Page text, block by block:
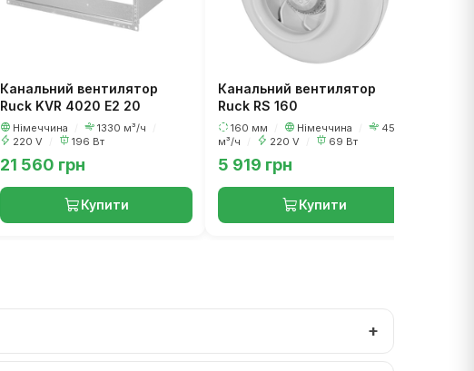
Канальний вентилятор
Ruck KVR 4020 E2 20
Німеччина 1330 м³/ч
220 V
196 Вт
21 560 грн
Купити
Канальний вентилятор
Ruck RS 160
160 мм Німеччина
450
м³/ч
220 V 69 Вт
5 919 грн
Купити